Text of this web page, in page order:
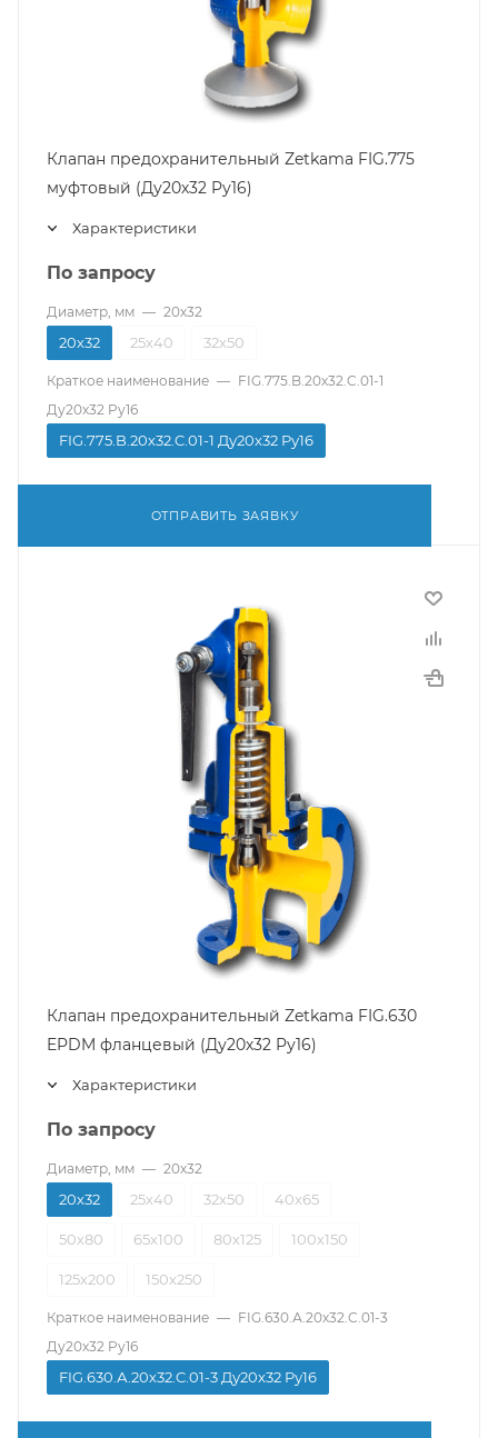
Клапан предохранительный Zetkama FIG.775
муфтовый (Ду20х32 Pу16)
Характеристики
По запросу
Диаметр, мм — 20х32
20х32 25х40 32х50
Краткое наименование — FIG.775.B.20х32.C.01-1
Ду20x32 Pу16
FIG.775.B.20х32.C.01-1 Ду20x32 Pу16
ОТПРАВИТЬ ЗАЯВКУ
Клапан предохранительный Zetkama FIG.630
EPDM фланцевый (Ду20х32 Pу16)
Характеристики
По запросу
Диаметр, мм — 20х32
20х32 25х40 32х50 40х65
50х80 65х100 80х125 100х150
125х200 150х250
Краткое наименование — FIG.630.А.20х32.C.01-3
Ду20x32 Pу16
FIG.630.А.20х32.C.01-3 Ду20x32 Pу16